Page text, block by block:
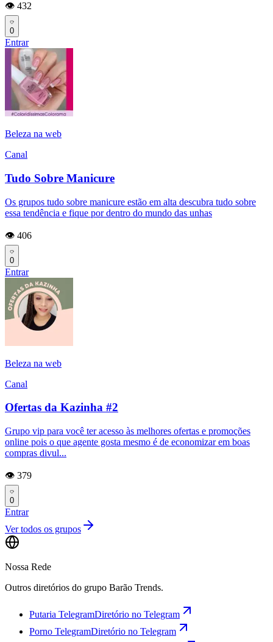
👁️ 432
0
Entrar
Beleza na web
Canal
Tudo Sobre Manicure
Os grupos tudo sobre manicure estão em alta descubra tudo sobre
essa tendência e fique por dentro do mundo das unhas
👁️ 406
0
Entrar
Beleza na web
Canal
Ofertas da Kazinha #2
Grupo vip para você ter acesso às melhores ofertas e promoções
online pois o que agente gosta mesmo é de economizar em boas
compras divul...
👁️ 379
0
Entrar
Ver todos os grupos
Nossa Rede
Outros diretórios do grupo Barão Trends.
Putaria TelegramDiretório no Telegram
Porno TelegramDiretório no Telegram